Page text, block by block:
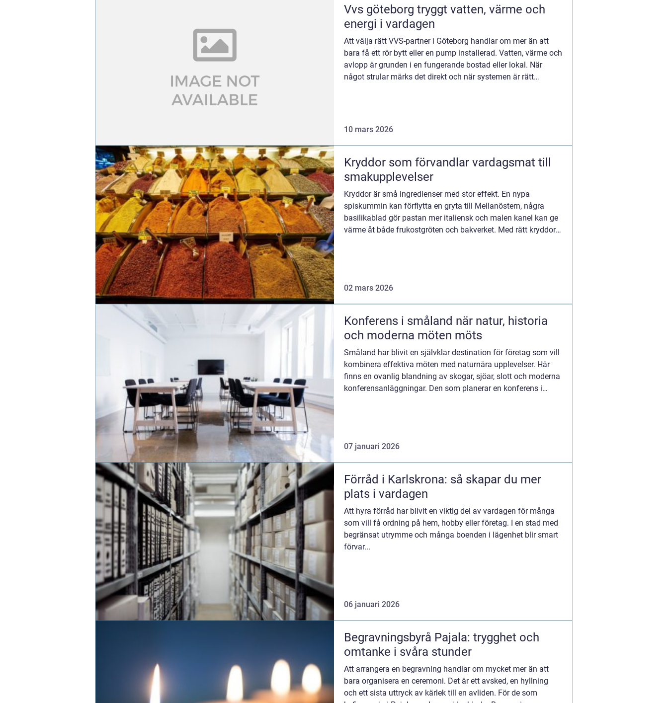
Vvs göteborg tryggt vatten, värme och
energi i vardagen
Att välja rätt VVS-partner i Göteborg handlar om mer än att
bara få ett rör bytt eller en pump installerad. Vatten, värme och
avlopp är grunden i en fungerande bostad eller lokal. När
något strular märks det direkt och när systemen är rätt
10 mars 2026
Kryddor som förvandlar vardagsmat till
smakupplevelser
Kryddor är små ingredienser med stor effekt. En nypa
spiskummin kan förflytta en gryta till Mellanöstern, några
basilikablad gör pastan mer italiensk och malen kanel kan ge
värme åt både frukostgröten och bakverket. Med rätt kryddor i
02 mars 2026
Konferens i småland när natur, historia
och moderna möten möts
Småland har blivit en självklar destination för företag som vill
kombinera effektiva möten med naturnära upplevelser. Här
finns en ovanlig blandning av skogar, sjöar, slott och moderna
konferensanläggningar. Den som planerar en konferens i
07 januari 2026
Förråd i Karlskrona: så skapar du mer
plats i vardagen
Att hyra förråd har blivit en viktig del av vardagen för många
som vill få ordning på hem, hobby eller företag. I en stad med
begränsat utrymme och många boenden i lägenhet blir smart
förvar...
06 januari 2026
Begravningsbyrå Pajala: trygghet och
omtanke i svåra stunder
Att arrangera en begravning handlar om mycket mer än att
bara organisera en ceremoni. Det är ett avsked, en hyllning
och ett sista uttryck av kärlek till en avliden. För de som